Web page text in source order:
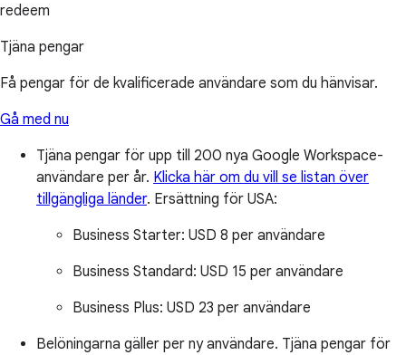
redeem
Tjäna pengar
Få pengar för de kvalificerade användare som du hänvisar.
Gå med nu
Tjäna pengar för upp till 200 nya Google Workspace-
användare per år. Klicka här om du vill se listan över
tillgängliga länder. Ersättning för USA:
Business Starter: USD 8 per användare
Business Standard: USD 15 per användare
Business Plus: USD 23 per användare
Belöningarna gäller per ny användare. Tjäna pengar för